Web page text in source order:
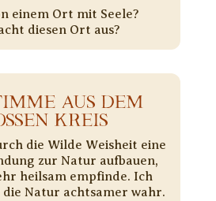
einem Ort mit Seele?
diesen Ort aus?
AUS DEM
KREIS
die Wilde Weisheit eine
zur Natur aufbauen,
heilsam empfinde. Ich
Natur achtsamer wahr.